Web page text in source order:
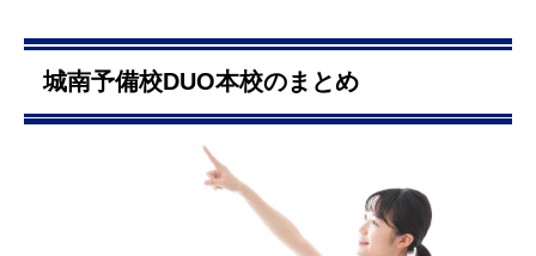
城南予備校DUO本校のまとめ